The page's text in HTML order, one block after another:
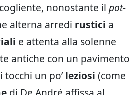
nonostante il pot-
alterna arredi rustici a
e attenta alla solenne
antiche con un pavimento
un po’ leziosi (come
di De André affissa al